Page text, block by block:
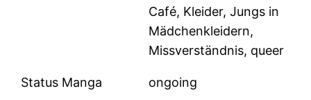
Café, Kleider, Jungs in
Mädchenkleidern,
Missverständnis, queer
Status Manga ongoing